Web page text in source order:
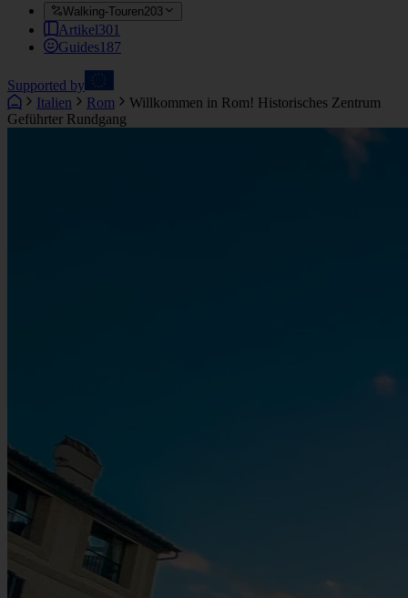
Walking-Touren203
Artikel301
Guides187
Supported by
Italien
Rom
Willkommen in Rom! Historisches Zentrum
Geführter Rundgang